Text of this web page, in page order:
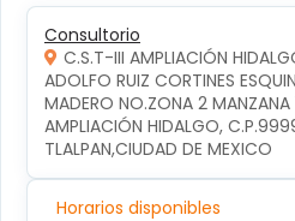
Consultorio
C.S.T-III AMPLIACIÓN
ADOLFO RUIZ CORTINES
MADERO NO.ZONA 2
AMPLIACIÓN HIDALGO,
TLALPAN,CIUDAD DE MEXICO
Horarios disponibles